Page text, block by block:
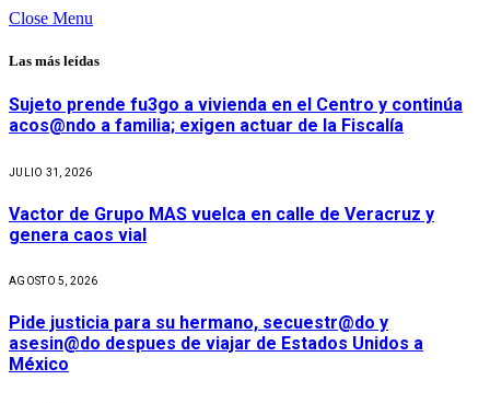
Close Menu
Las más leídas
Sujeto prende fu3go a vivienda en el Centro y continúa
acos@ndo a familia; exigen actuar de la Fiscalía
JULIO 31, 2026
Vactor de Grupo MAS vuelca en calle de Veracruz y
genera caos vial
AGOSTO 5, 2026
Pide justicia para su hermano, secuestr@do y
asesin@do despues de viajar de Estados Unidos a
México